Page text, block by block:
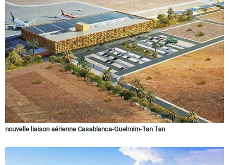
nouvelle liaison aérienne Casablanca-Guelmim-Tan Tan